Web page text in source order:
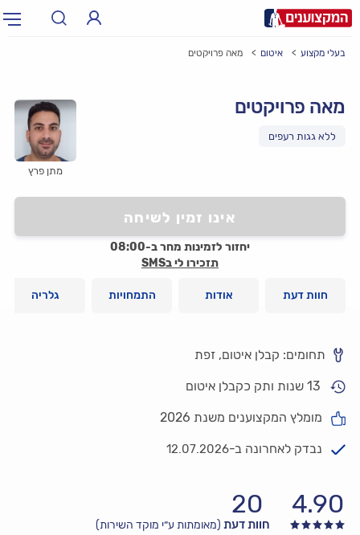
תל אביב, חיפה…
בעלי מקצוע איטום מאה פרויקטים
מתן פרץ
מאה פרויקטים
אינו זמין לשיחה
יחזור לזמינות מחר ב-08:00
תזכירו לי בSMS
חוות דעת אודות התמחויות גלריה
תחומים: קבלן איטום, זפת
13 שנות ותק כקבלן איטום
מומלץ המקצוענים משנת 2026
נבדק לאחרונה ב-12.07.2026
4.90
20
חוות דעת (מאומתות ע״י מוקד השירות)